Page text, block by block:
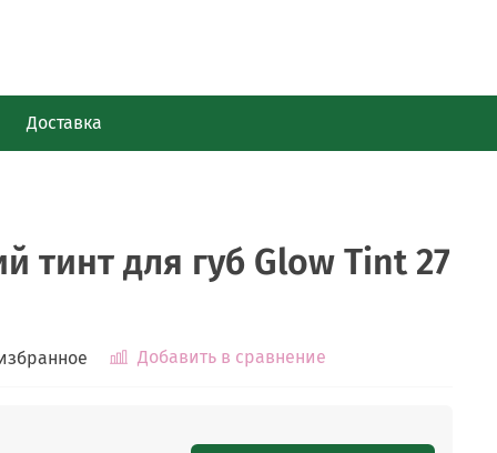
Доставка
тинт для губ Glow Tint 27
Добавить в сравнение